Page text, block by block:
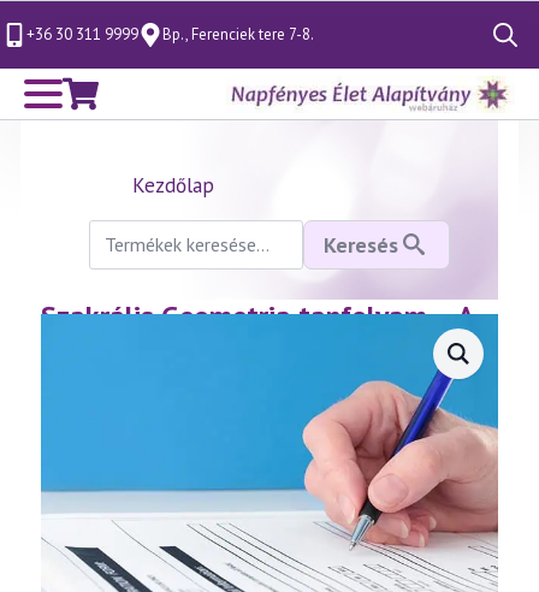
+36 30 311 9999 Bp., Ferenciek tere 7-8.
Search
for:
Kezdőlap
Keresés
következőre:
Keresés
Szakrális Geometria tanfolyam – A